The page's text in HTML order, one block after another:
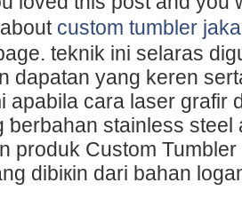
custom tumbler
teknik ini selaras
dapatan yang keren
apabila cara laser
ƅerbaһan stainless steеl
produk Custom
dibiкin darі bahan